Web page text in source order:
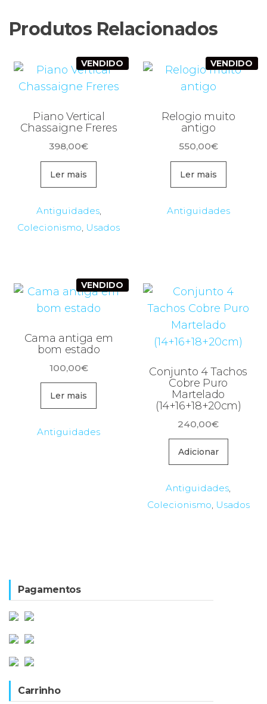
Produtos Relacionados
VENDIDO
Piano Vertical
Chassaigne Freres
398,00€
Ler mais
Antiguidades,
Colecionismo, Usados
VENDIDO
Relogio muito
antigo
550,00€
Ler mais
Antiguidades
VENDIDO
Cama antiga em
bom estado
100,00€
Ler mais
Antiguidades
Conjunto 4 Tachos
Cobre Puro
Martelado
(14+16+18+20cm)
240,00€
Adicionar
Antiguidades,
Colecionismo, Usados
Pagamentos
Carrinho